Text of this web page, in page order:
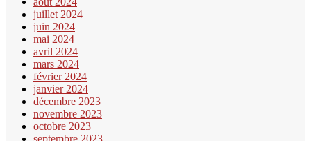
juillet 2024
juin 2024
mai 2024
avril 2024
mars 2024
février 2024
janvier 2024
décembre 2023
novembre 2023
octobre 2023